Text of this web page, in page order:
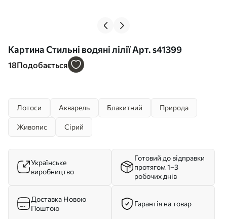
Картина Стильні водяні лілії Арт. s41399
18Подобається
Лотоси Акварель Блакитний Природа
Живопис Сірий
Українське
виробництво
Готовий до відправки
протягом 1–3
робочих днів
Доставка Новою
Поштою
Гарантія на товар